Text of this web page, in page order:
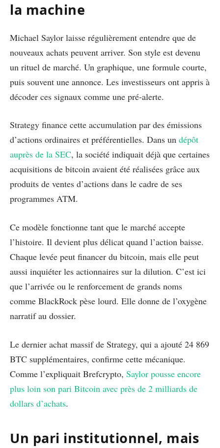
la machine
Michael Saylor laisse régulièrement entendre que de
nouveaux achats peuvent arriver. Son style est devenu
un rituel de marché. Un graphique, une formule courte,
puis souvent une annonce. Les investisseurs ont appris à
décoder ces signaux comme une pré-alerte.
Strategy finance cette accumulation par des émissions
d’actions ordinaires et préférentielles. Dans un dépôt
auprès de la SEC, la société indiquait déjà que certaines
acquisitions de bitcoin avaient été réalisées grâce aux
produits de ventes d’actions dans le cadre de ses
programmes ATM.
Ce modèle fonctionne tant que le marché accepte
l’histoire. Il devient plus délicat quand l’action baisse.
Chaque levée peut financer du bitcoin, mais elle peut
aussi inquiéter les actionnaires sur la dilution. C’est ici
que l’arrivée ou le renforcement de grands noms
comme BlackRock pèse lourd. Elle donne de l’oxygène
narratif au dossier.
Le dernier achat massif de Strategy, qui a ajouté 24 869
BTC supplémentaires, confirme cette mécanique.
Comme l’expliquait Brefcrypto, Saylor pousse encore
plus loin son pari Bitcoin avec près de 2 milliards de
dollars d’achats.
Un pari institutionnel, mais